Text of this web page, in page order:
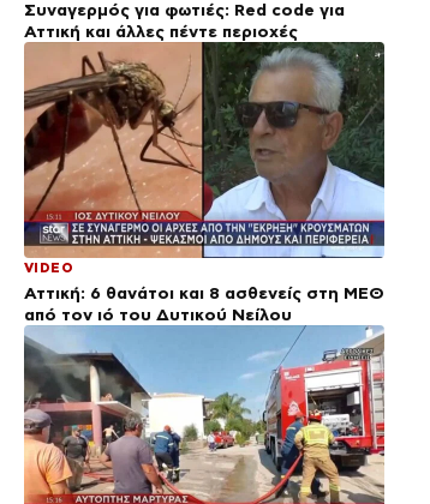
Συναγερμός για φωτιές: Red code για
Αττική και άλλες πέντε περιοχές
VIDEO
Αττική: 6 θανάτοι και 8 ασθενείς στη ΜΕΘ
από τον ιό του Δυτικού Νείλου